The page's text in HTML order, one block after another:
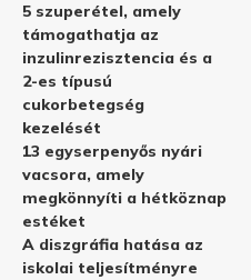
5 szuperétel, amely
támogathatja az
inzulinrezisztencia és a
2-es típusú
cukorbetegség
kezelését
13 egyserpenyős nyári
vacsora, amely
megkönnyíti a hétköznap
estéket
A diszgráfia hatása az
iskolai teljesítményre